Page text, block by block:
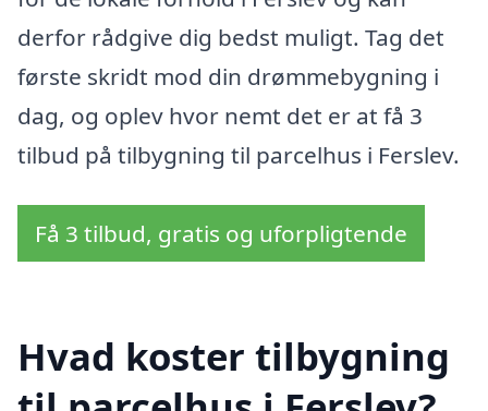
derfor rådgive dig bedst muligt. Tag det
første skridt mod din drømmebygning i
dag, og oplev hvor nemt det er at få 3
tilbud på tilbygning til parcelhus i Ferslev.
Få 3 tilbud, gratis og uforpligtende
Hvad koster tilbygning